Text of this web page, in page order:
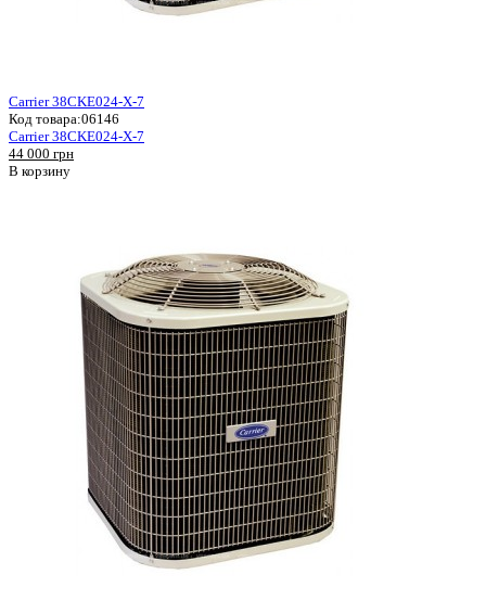
Carrier 38CKE024-X-7
Код товара:06146
Carrier 38CKE024-X-7
44 000 грн
В корзину